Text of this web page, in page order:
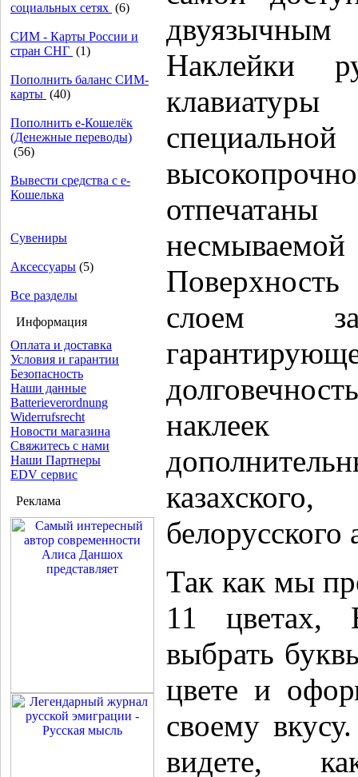
социальных сетях (6)
СИМ - Карты России и
стран СНГ (1)
Пополнить баланс СИМ-
карты (40)
Пополнить e-Кошелёк
(Денежные переводы)
(56)
Вывести средства с е-
Кошелька
Сувениры
Аксессуары (5)
Все разделы
Информация
Оплата и доставка
Условия и гарантии
Безопасность
Наши данные
Batterieverordnung
Widerrufsrecht
Новости магазина
Свяжитесь с нами
Наши Партнеры
EDV сервис
Реклама
Наклейки
слоем
белорусского
Так как мы
11 цветах,
выбрать
цвете и
своему
видете,